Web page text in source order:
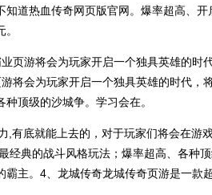
道热血传奇网页版官网。爆率超高、开
游将会为玩家开启一个独具英雄的时
将会为玩家开启一个独具英雄的时代，
顶级的沙城争。学习会在。
底就能上去的，对于玩家们将会在游
经典的战斗风格玩法；爆率超高、各种顶
主。4、龙城传奇龙城传奇页游是一款